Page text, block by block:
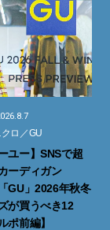
ロ／GU
ユー】SNSで超
ーディガン
GU」2026年秋冬
が買うべき12
ポ前編】